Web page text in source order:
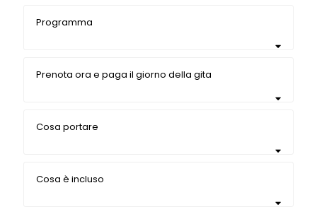
Programma
Prenota ora e paga il giorno della gita
Cosa portare
Cosa è incluso